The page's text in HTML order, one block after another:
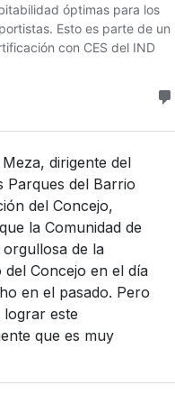
dirigente del
Parques del Barrio
del Concejo,
la Comunidad de
de la
Concejo en el día
en el pasado. Pero
lograr este
que es muy